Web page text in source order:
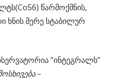
წარმოქმნის,
ხნის მერე სტაბილურ
”ინტეგრალს”
–